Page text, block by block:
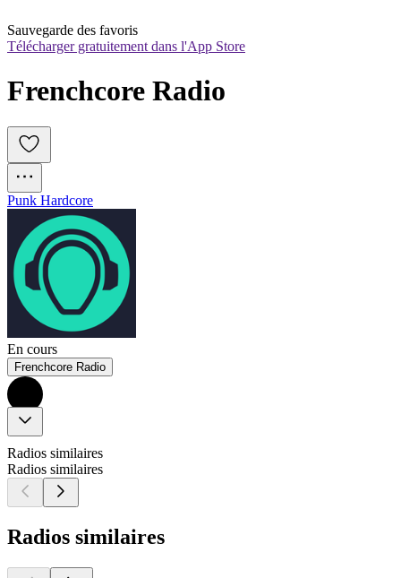
Sauvegarde des favoris
Télécharger gratuitement dans l'App Store
Frenchcore Radio
Punk Hardcore
En cours
Frenchcore Radio
Radios similaires
Radios similaires
Radios similaires